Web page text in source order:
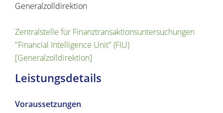
Generalzolldirektion
Zentralstelle für Finanztransaktionsuntersuchungen
"Financial Intelligence Unit" (FIU)
[Generalzolldirektion]
Leistungsdetails
Voraussetzungen